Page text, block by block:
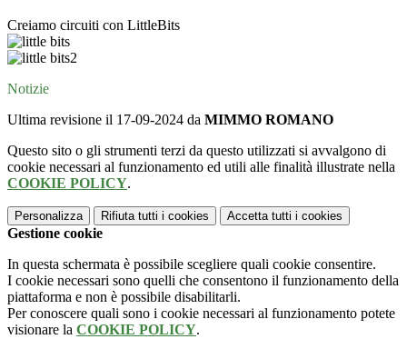
Creiamo circuiti con LittleBits
Notizie
Ultima revisione il 17-09-2024 da MIMMO ROMANO
Questo sito o gli strumenti terzi da questo utilizzati si avvalgono di
cookie necessari al funzionamento ed utili alle finalità illustrate nella
COOKIE POLICY.
Personalizza Rifiuta tutti i cookies Accetta tutti i cookies
Gestione cookie
In questa schermata è possibile scegliere quali cookie consentire.
I cookie necessari sono quelli che consentono il funzionamento della
piattaforma e non è possibile disabilitarli.
Per conoscere quali sono i cookie necessari al funzionamento potete
visionare la COOKIE POLICY.